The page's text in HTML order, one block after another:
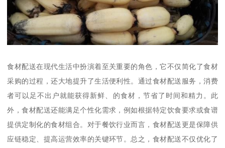
食材配送在现代生活中扮演着至关重要的角色，它不仅简化了食材
采购的过程，还大地提升了生活便利性。通过食材配送服务，消费
者可以足不出户就能获得新鲜、的食材，节省了时间和精力。此
外，食材配送还能满足个性化需求，例如根据特定饮食要求或食谱
提供定制化的食材组合。对于餐饮行业而言，食材配送更是保障供
应链稳定、提高运营效率的关键环节。总之，食材配送不仅优化了